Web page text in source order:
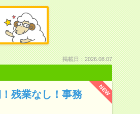
掲載日：2026.08.07
NEW
残業なし！事務